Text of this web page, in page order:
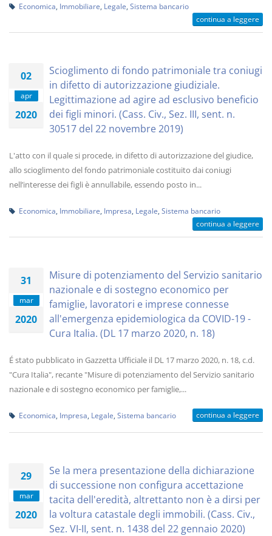
Economica Immobiliare Legale Sistema bancario
continua a leggere
02
apr
2020
Scioglimento di fondo patrimoniale tra coniugi
in difetto di autorizzazione giudiziale.
Legittimazione ad agire ad esclusivo beneficio
dei figli minori. (Cass. Civ., Sez. III, sent. n.
30517 del 22 novembre 2019)
L'atto con il quale si procede, in difetto di autorizzazione del giudice,
allo scioglimento del fondo patrimoniale costituito dai coniugi
nell’interesse dei figli è annullabile, essendo posto in...
Economica Immobiliare Impresa Legale Sistema bancario
continua a leggere
31
mar
2020
Misure di potenziamento del Servizio sanitario
nazionale e di sostegno economico per
famiglie, lavoratori e imprese connesse
all'emergenza epidemiologica da COVID-19 -
Cura Italia. (DL 17 marzo 2020, n. 18)
É stato pubblicato in Gazzetta Ufficiale il DL 17 marzo 2020, n. 18, c.d.
"Cura Italia", recante "Misure di potenziamento del Servizio sanitario
nazionale e di sostegno economico per famiglie,...
Economica Impresa Legale Sistema bancario continua a leggere
29
mar
2020
Se la mera presentazione della dichiarazione
di successione non configura accettazione
tacita dell'eredità, altrettanto non è a dirsi per
la voltura catastale degli immobili. (Cass. Civ.,
Sez. VI-II, sent. n. 1438 del 22 gennaio 2020)